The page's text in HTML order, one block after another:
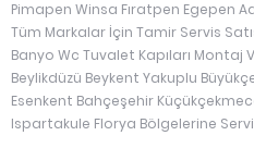
Pimapen Winsa Fıratpen Egepen
Tüm Markalar İçin Tamir Servis
Banyo Wc Tuvalet Kapıları Montaj
Beylikdüzü Beykent Yakuplu
Esenkent Bahçeşehir
Ispartakule Florya Bölgelerine